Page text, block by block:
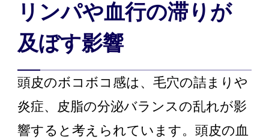
リンパや血行の滞りが
及ぼす影響
頭皮のボコボコ感は、毛穴の詰まりや
炎症、皮脂の分泌バランスの乱れが影
響すると考えられています。頭皮の血